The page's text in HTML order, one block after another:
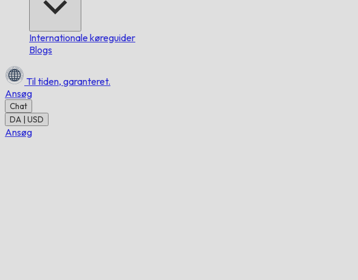
Internationale køreguider
Blogs
Til tiden, garanteret.
Ansøg
Chat
DA | USD
Ansøg